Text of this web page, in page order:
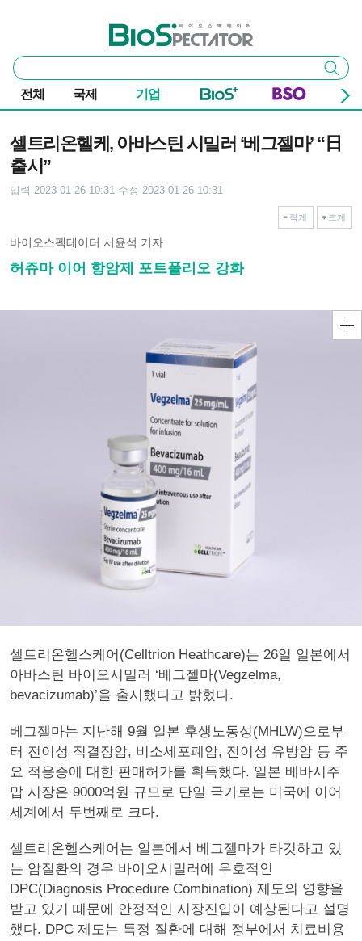
바이오스펙테이터
통
합
검
색
검색
전체 국제 기업
셀트리온헬케, 아바스틴 시밀러 ‘베그젤마’ “日
출시”
입력 2023-01-26 10:31 수정 2023-01-26 10:31
작게 크게
바이오스펙테이터 서윤석 기자
허쥬마 이어 항암제 포트폴리오 강화
셀트리온헬스케어(Celltrion Heathcare)는 26일 일본에서
아바스틴 바이오시밀러 ‘베그젤마(Vegzelma,
bevacizumab)’을 출시했다고 밝혔다.
베그젤마는 지난해 9월 일본 후생노동성(MHLW)으로부
터 전이성 직결장암, 비소세포폐암, 전이성 유방암 등 주
요 적응증에 대한 판매허가를 획득했다. 일본 베바시주
맙 시장은 9000억원 규모로 단일 국가로는 미국에 이어
세계에서 두번째로 크다.
셀트리온헬스케어는 일본에서 베그젤마가 타깃하고 있
는 암질환의 경우 바이오시밀러에 우호적인
DPC(Diagnosis Procedure Combination) 제도의 영향을
받고 있기 때문에 안정적인 시장진입이 예상된다고 설명
했다. DPC 제도는 특정 질환에 대해 정부에서 치료비용